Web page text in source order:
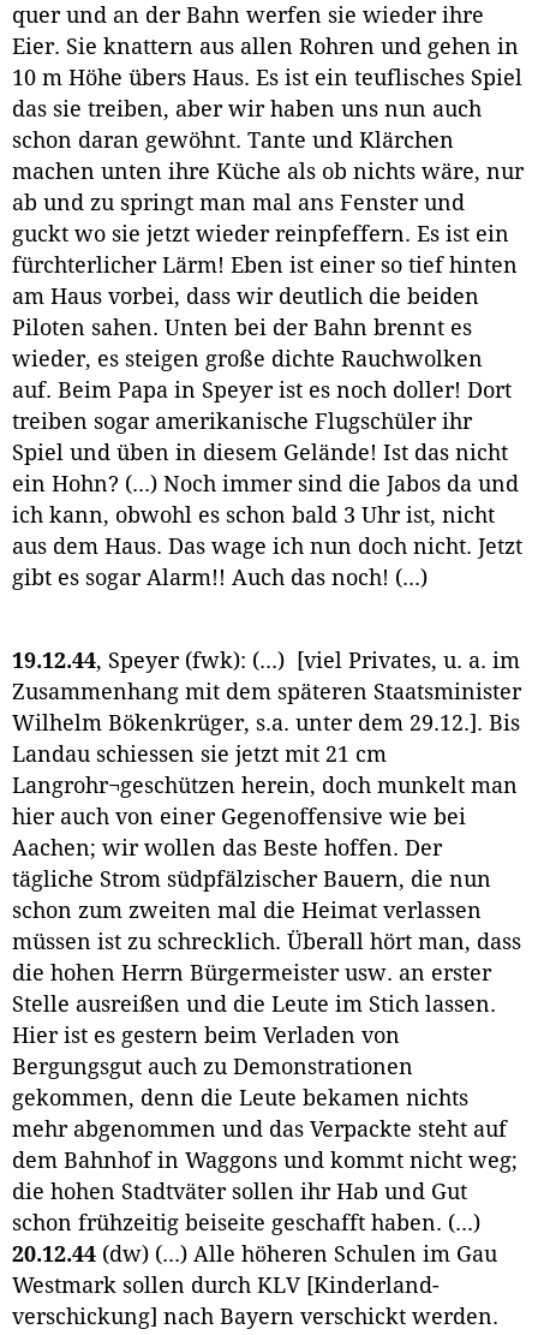
quer und an der Bahn werfen sie wieder ihre
Eier. Sie knattern aus allen Rohren und gehen in
10 m Höhe übers Haus. Es ist ein teuflisches Spiel
das sie treiben, aber wir haben uns nun auch
schon daran gewöhnt. Tante und Klärchen
machen unten ihre Küche als ob nichts wäre, nur
ab und zu springt man mal ans Fenster und
guckt wo sie jetzt wieder reinpfeffern. Es ist ein
fürchterlicher Lärm! Eben ist einer so tief hinten
am Haus vorbei, dass wir deutlich die beiden
Piloten sahen. Unten bei der Bahn brennt es
wieder, es steigen große dichte Rauchwolken
auf. Beim Papa in Speyer ist es noch doller! Dort
treiben sogar amerikanische Flugschüler ihr
Spiel und üben in diesem Gelände! Ist das nicht
ein Hohn? (...) Noch immer sind die Jabos da und
ich kann, obwohl es schon bald 3 Uhr ist, nicht
aus dem Haus. Das wage ich nun doch nicht. Jetzt
gibt es sogar Alarm!! Auch das noch! (...)
19.12.44, Speyer (fwk): (...) [viel Privates, u. a. im
Zusammenhang mit dem späteren Staatsminister
Wilhelm Bökenkrüger, s.a. unter dem 29.12.]. Bis
Landau schiessen sie jetzt mit 21 cm
Langrohr¬geschützen herein, doch munkelt man
hier auch von einer Gegenoffensive wie bei
Aachen; wir wollen das Beste hoffen. Der
tägliche Strom südpfälzischer Bauern, die nun
schon zum zweiten mal die Heimat verlassen
müssen ist zu schrecklich. Überall hört man, dass
die hohen Herrn Bürgermeister usw. an erster
Stelle ausreißen und die Leute im Stich lassen.
Hier ist es gestern beim Verladen von
Bergungsgut auch zu Demonstrationen
gekommen, denn die Leute bekamen nichts
mehr abgenommen und das Verpackte steht auf
dem Bahnhof in Waggons und kommt nicht weg;
die hohen Stadtväter sollen ihr Hab und Gut
schon frühzeitig beiseite geschafft haben. (...)
20.12.44 (dw) (...) Alle höheren Schulen im Gau
Westmark sollen durch KLV [Kinderland-
verschickung] nach Bayern verschickt werden.